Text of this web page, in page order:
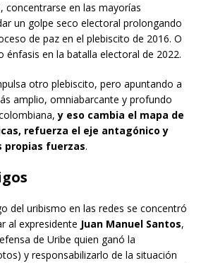
concentrarse en las mayorías
un golpe seco electoral prolongando
de paz en el plebiscito de 2016. O
énfasis en la batalla electoral de 2022.
otro plebiscito, pero apuntando a
amplio, omniabarcante y profundo
y eso cambia el mapa de
refuerza el eje antagónico y
propias fuerzas.
del uribismo en las redes se concentró
al expresidente Juan Manuel Santos,
de Uribe quien ganó la
y responsabilizarlo de la situación